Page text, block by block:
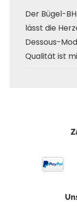
Der Bügel-
lässt die
Dessous-
Qualität ist